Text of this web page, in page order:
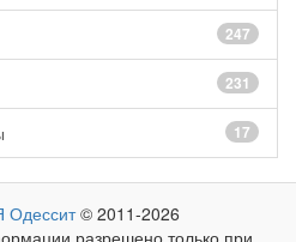
247
231
17
Одессит© 2011-2026